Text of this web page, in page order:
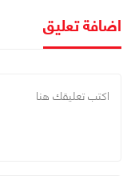
اضافة تعليق